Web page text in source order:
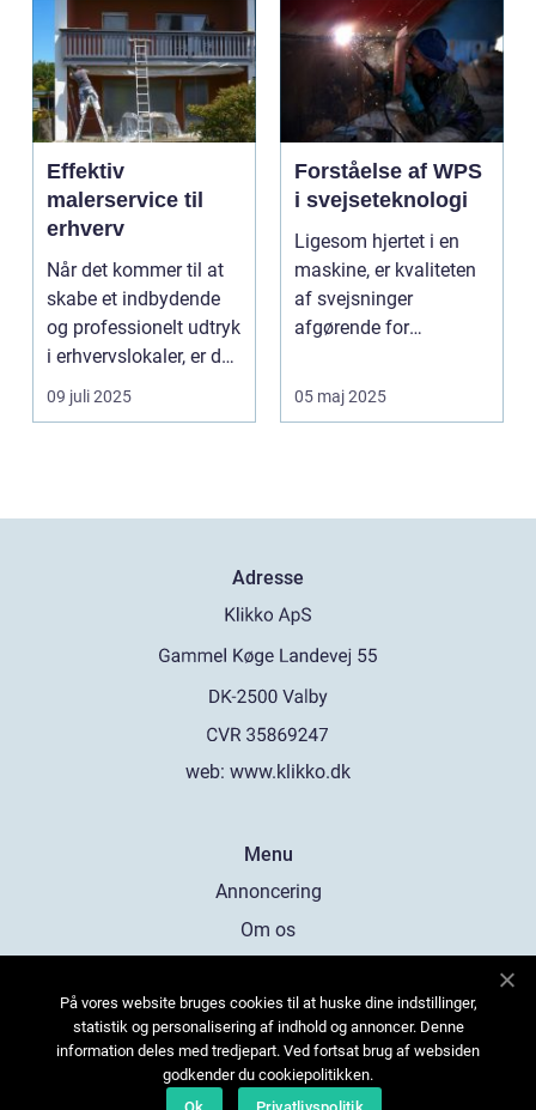
Effektiv
malerservice til
erhverv
Når det kommer til at
skabe et indbydende
og professionelt udtryk
i erhvervslokaler, er det
af...
09 juli 2025
Forståelse af WPS
i svejseteknologi
Ligesom hjertet i en
maskine, er kvaliteten
af svejsninger
afgørende for
05 maj 2025
Adresse
web: www.klikko.dk
Menu
Annoncering
Om os
Kontakt os
Sitemap
På vores website bruges cookies til at huske dine indstillinger,
statistik og personalisering af indhold og annoncer. Denne
information deles med tredjepart. Ved fortsat brug af websiden
godkender du cookiepolitikken.